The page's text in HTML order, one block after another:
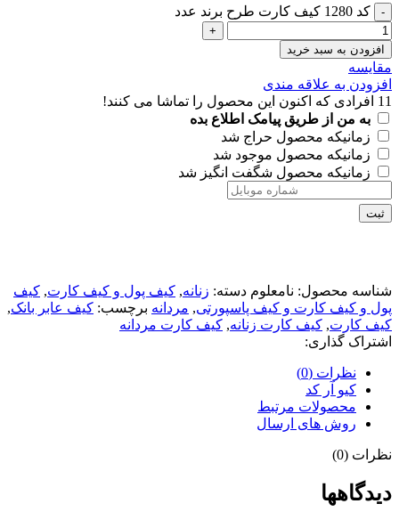
کد 1280 کیف کارت طرح برند عدد
افزودن به سبد خرید
مقايسه
افزودن به علاقه مندی
11 افرادی که اکنون این محصول را تماشا می کنند!
به من از طریق پیامک اطلاع بده
زمانیکه محصول حراج شد
زمانیکه محصول موجود شد
زمانیکه محصول شگفت انگیز شد
ثبت
شناسه محصول: نامعلوم دسته: زنانه, کیف پول و کیف کارت, کیف
پول و کیف کارت و کیف پاسپورتی, مردانه برچسب: کیف عابر بانک,
کیف کارت, کیف کارت زنانه, کیف کارت مردانه
اشتراک گذاری:
نظرات (0)
کیو آر کد
محصولات مرتبط
روش های ارسال
نظرات (0)
دیدگاهها